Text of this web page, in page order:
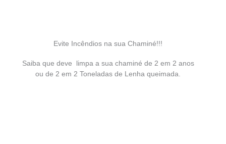
Evite Incêndios na sua Chaminé!!!
Saiba que deve limpa a sua chaminé de 2 em 2 anos
ou de 2 em 2 Toneladas de Lenha queimada.